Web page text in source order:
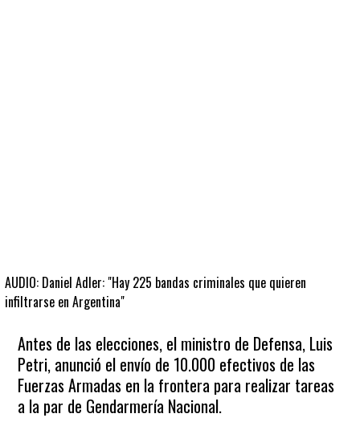
AUDIO: Daniel Adler: "Hay 225 bandas criminales que quieren
infiltrarse en Argentina"
Antes de las elecciones, el ministro de Defensa, Luis
Petri, anunció el envío de 10.000 efectivos de las
Fuerzas Armadas en la frontera para realizar tareas
a la par de Gendarmería Nacional.